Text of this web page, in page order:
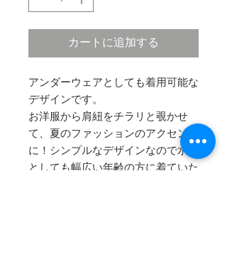
カートに追加する
アンダーウェアとしても着用可能な
デザインです。
お洋服から肩紐をチラリと覗かせ
て、夏のファッションのアクセント
に！シンプルなデザインなので水着
としても幅広い年齢の方に着ていた